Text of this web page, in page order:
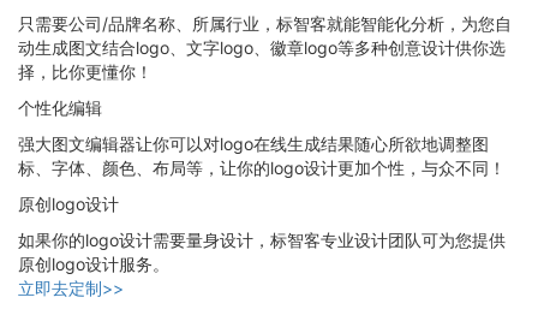
只需要公司/品牌名称、所属行业，标智客就能智能化分析，为您自
动生成图文结合logo、文字logo、徽章logo等多种创意设计供你选
择，比你更懂你！
个性化编辑
强大图文编辑器让你可以对logo在线生成结果随心所欲地调整图
标、字体、颜色、布局等，让你的logo设计更加个性，与众不同！
原创logo设计
如果你的logo设计需要量身设计，标智客专业设计团队可为您提供
原创logo设计服务。
立即去定制>>